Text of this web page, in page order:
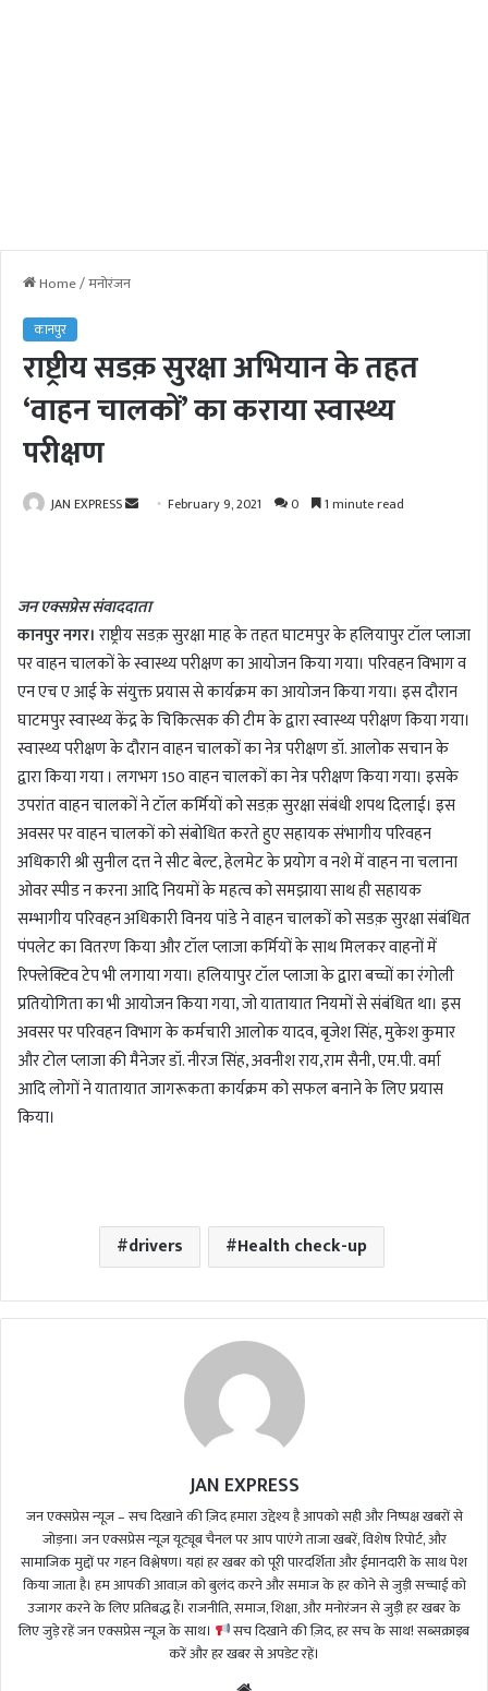
Home/मनोरंजन
कानपुर
राष्ट्रीय सडक़ सुरक्षा अभियान के तहत
‘वाहन चालकों’ का कराया स्वास्थ्य
परीक्षण
JAN EXPRESS
a
n
e
m
a
i
l
February 9, 2021 0 1 minute read
जन एक्सप्रेस संवाददाता
कानपुर नगर। राष्ट्रीय सडक़ सुरक्षा माह के तहत घाटमपुर के हलियापुर टॉल प्लाजा
पर वाहन चालकों के स्वास्थ्य परीक्षण का आयोजन किया गया। परिवहन विभाग व
एन एच ए आई के संयुक्त प्रयास से कार्यक्रम का आयोजन किया गया। इस दौरान
घाटमपुर स्वास्थ्य केंद्र के चिकित्सक की टीम के द्वारा स्वास्थ्य परीक्षण किया गया।
स्वास्थ्य परीक्षण के दौरान वाहन चालकों का नेत्र परीक्षण डॉ. आलोक सचान के
द्वारा किया गया । लगभग 150 वाहन चालकों का नेत्र परीक्षण किया गया। इसके
उपरांत वाहन चालकों ने टॉल कर्मियों को सडक़ सुरक्षा संबंधी शपथ दिलाई। इस
अवसर पर वाहन चालकों को संबोधित करते हुए सहायक संभागीय परिवहन
अधिकारी श्री सुनील दत्त ने सीट बेल्ट, हेलमेट के प्रयोग व नशे में वाहन ना चलाना
ओवर स्पीड न करना आदि नियमों के महत्व को समझाया साथ ही सहायक
सम्भागीय परिवहन अधिकारी विनय पांडे ने वाहन चालकों को सडक़ सुरक्षा संबंधित
पंपलेट का वितरण किया और टॉल प्लाजा कर्मियों के साथ मिलकर वाहनों में
रिफ्लेक्टिव टेप भी लगाया गया। हलियापुर टॉल प्लाजा के द्वारा बच्चों का रंगोली
प्रतियोगिता का भी आयोजन किया गया, जो यातायात नियमों से संबंधित था। इस
अवसर पर परिवहन विभाग के कर्मचारी आलोक यादव, बृजेश सिंह, मुकेश कुमार
और टोल प्लाजा की मैनेजर डॉ. नीरज सिंह, अवनीश राय,राम सैनी, एम.पी. वर्मा
आदि लोगों ने यातायात जागरूकता कार्यक्रम को सफल बनाने के लिए प्रयास
किया।
drivers Health check-up
JAN EXPRESS
जन एक्सप्रेस न्यूज़ – सच दिखाने की ज़िद हमारा उद्देश्य है आपको सही और निष्पक्ष खबरों से
जोड़ना। जन एक्सप्रेस न्यूज़ यूट्यूब चैनल पर आप पाएंगे ताजा खबरें, विशेष रिपोर्ट, और
सामाजिक मुद्दों पर गहन विश्लेषण। यहां हर खबर को पूरी पारदर्शिता और ईमानदारी के साथ पेश
किया जाता है। हम आपकी आवाज़ को बुलंद करने और समाज के हर कोने से जुड़ी सच्चाई को
उजागर करने के लिए प्रतिबद्ध हैं। राजनीति, समाज, शिक्षा, और मनोरंजन से जुड़ी हर खबर के
लिए जुड़े रहें जन एक्सप्रेस न्यूज़ के साथ।
सच दिखाने की ज़िद, हर सच के साथ! सब्सक्राइब
करें और हर खबर से अपडेट रहें।